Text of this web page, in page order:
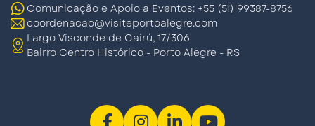
Comunicação e Apoio a Eventos: +55 (51) 99387-8756
coordenacao@visiteportoalegre.com
Largo Visconde de Cairú, 17/306
Bairro Centro Histórico - Porto Alegre - RS